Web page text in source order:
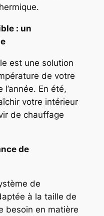
: un
est une solution
de votre
En été,
votre intérieur
de chauffage
de
de
à la taille de
besoin en matière